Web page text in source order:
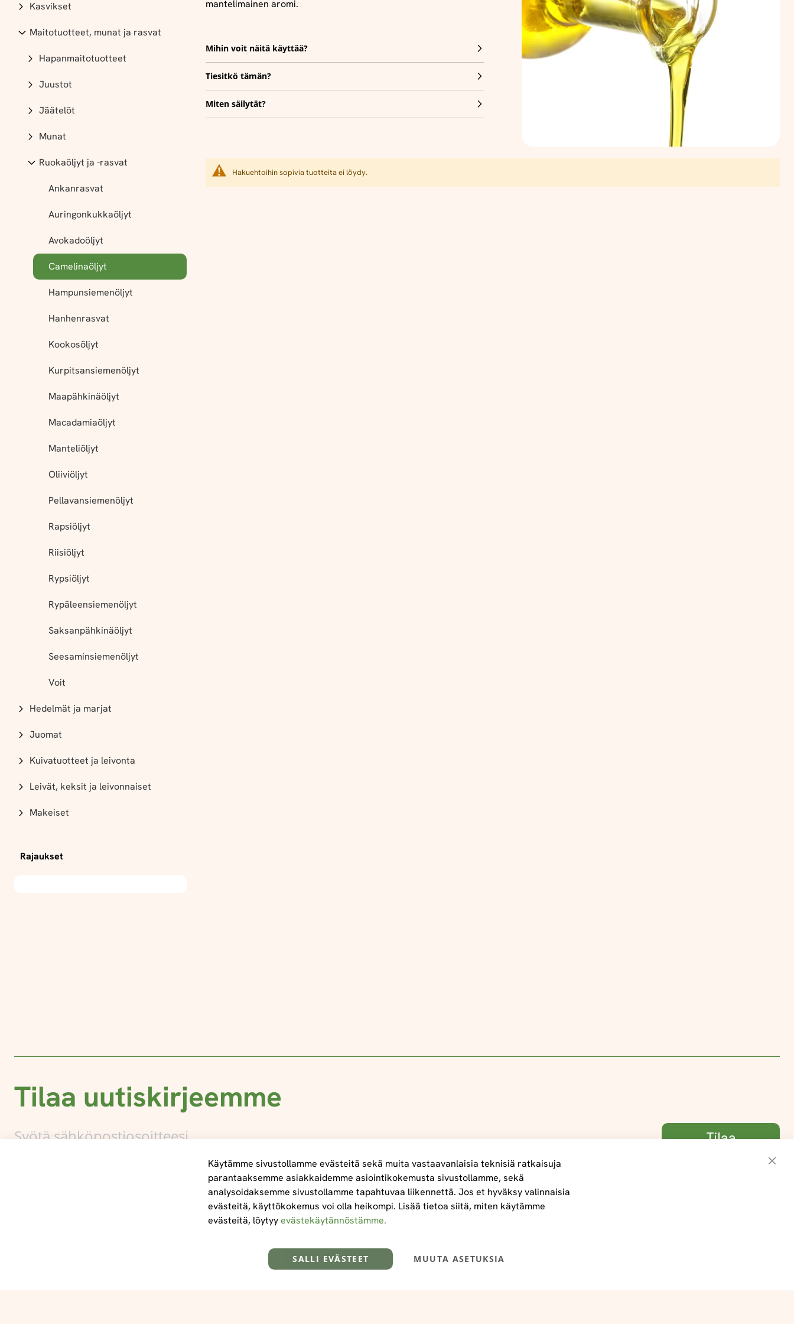
mantelimainen aromi.
Mihin voit näitä käyttää?
Tiesitkö tämän?
Miten säilytät?
Hakuehtoihin sopivia tuotteita ei löydy.
Kasvikset
Maitotuotteet, munat ja rasvat
Hapanmaitotuotteet
Juustot
Jäätelöt
Munat
Ruokaöljyt ja -rasvat
Ankanrasvat
Auringonkukkaöljyt
Avokadoöljyt
Camelinaöljyt
Hampunsiemenöljyt
Hanhenrasvat
Kookosöljyt
Kurpitsansiemenöljyt
Maapähkinäöljyt
Macadamiaöljyt
Manteliöljyt
Oliiviöljyt
Pellavansiemenöljyt
Rapsiöljyt
Riisiöljyt
Rypsiöljyt
Rypäleensiemenöljyt
Saksanpähkinäöljyt
Seesaminsiemenöljyt
Voit
Hedelmät ja marjat
Juomat
Kuivatuotteet ja leivonta
Leivät, keksit ja leivonnaiset
Makeiset
Rajaukset
Tilaa uutiskirjeemme
Tilaa
Sulje
Käytämme sivustollamme evästeitä sekä muita vastaavanlaisia teknisiä ratkaisuja
parantaaksemme asiakkaidemme asiointikokemusta sivustollamme, sekä
analysoidaksemme sivustollamme tapahtuvaa liikennettä. Jos et hyväksy valinnaisia
evästeitä, käyttökokemus voi olla heikompi. Lisää tietoa siitä, miten käytämme
evästeitä, löytyyevästekäytännöstämme.
SALLI EVÄSTEET MUUTA ASETUKSIA